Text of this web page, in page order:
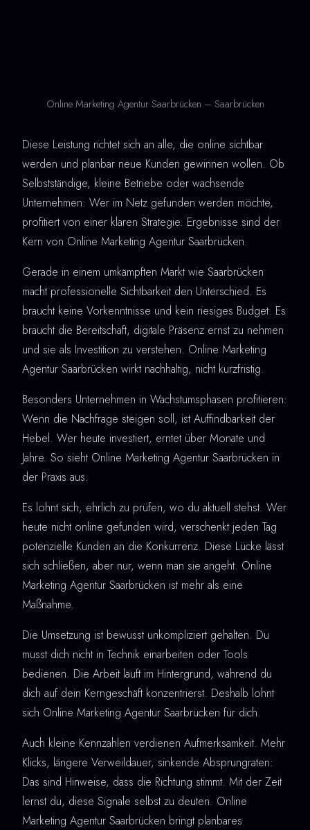
Online Marketing Agentur Saarbrücken – Saarbrücken
Diese Leistung richtet sich an alle, die online sichtbar
werden und planbar neue Kunden gewinnen wollen. Ob
Selbstständige, kleine Betriebe oder wachsende
Unternehmen: Wer im Netz gefunden werden möchte,
profitiert von einer klaren Strategie. Ergebnisse sind der
Kern von Online Marketing Agentur Saarbrücken.
Gerade in einem umkämpften Markt wie Saarbrücken
macht professionelle Sichtbarkeit den Unterschied. Es
braucht keine Vorkenntnisse und kein riesiges Budget. Es
braucht die Bereitschaft, digitale Präsenz ernst zu nehmen
und sie als Investition zu verstehen. Online Marketing
Agentur Saarbrücken wirkt nachhaltig, nicht kurzfristig.
Besonders Unternehmen in Wachstumsphasen profitieren:
Wenn die Nachfrage steigen soll, ist Auffindbarkeit der
Hebel. Wer heute investiert, erntet über Monate und
Jahre. So sieht Online Marketing Agentur Saarbrücken in
der Praxis aus.
Es lohnt sich, ehrlich zu prüfen, wo du aktuell stehst. Wer
heute nicht online gefunden wird, verschenkt jeden Tag
potenzielle Kunden an die Konkurrenz. Diese Lücke lässt
sich schließen, aber nur, wenn man sie angeht. Online
Marketing Agentur Saarbrücken ist mehr als eine
Maßnahme.
Die Umsetzung ist bewusst unkompliziert gehalten. Du
musst dich nicht in Technik einarbeiten oder Tools
bedienen. Die Arbeit läuft im Hintergrund, während du
dich auf dein Kerngeschäft konzentrierst. Deshalb lohnt
sich Online Marketing Agentur Saarbrücken für dich.
Auch kleine Kennzahlen verdienen Aufmerksamkeit. Mehr
Klicks, längere Verweildauer, sinkende Absprungraten:
Das sind Hinweise, dass die Richtung stimmt. Mit der Zeit
lernst du, diese Signale selbst zu deuten. Online
Marketing Agentur Saarbrücken bringt planbares